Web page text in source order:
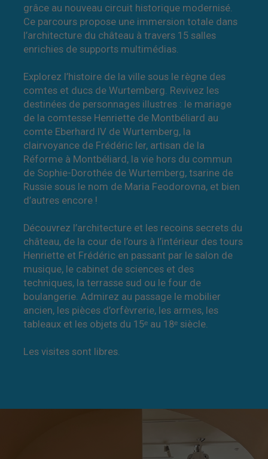
grâce au nouveau circuit historique modernisé.
Ce parcours propose une immersion totale dans
l’architecture du château à travers 15 salles
enrichies de supports multimédias.
Explorez l’histoire de la ville sous le règne des
comtes et ducs de Wurtemberg. Revivez les
destinées de personnages illustres : le mariage
de la comtesse Henriette de Montbéliard au
comte Eberhard IV de Wurtemberg, la
clairvoyance de Frédéric Ier, artisan de la
Réforme à Montbéliard, la vie hors du commun
de Sophie-Dorothée de Wurtemberg, tsarine de
Russie sous le nom de Maria Feodorovna, et bien
d’autres encore !
Découvrez l’architecture et les recoins secrets du
château, de la cour de l’ours à l’intérieur des tours
Henriette et Frédéric en passant par le salon de
musique, le cabinet de sciences et des
techniques, la terrasse sud ou le four de
boulangerie. Admirez au passage le mobilier
ancien, les pièces d’orfèvrerie, les armes, les
tableaux et les objets du 15ᵉ au 18ᵉ siècle.
Les visites sont libres.